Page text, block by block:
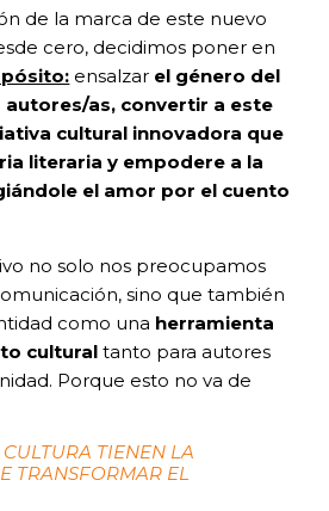
de la marca de este nuevo
cero, decidimos poner en
ensalzar el género del
autores/as, convertir a este
cultural innovadora que
literaria y empodere a la
el amor por el cuento
no solo nos preocupamos
sino que también
como una herramienta
cultural tanto para autores
Porque esto no va de
TIENEN LA
TRANSFORMAR EL